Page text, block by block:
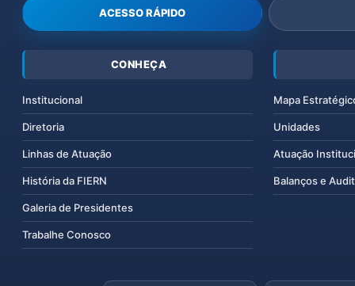
ACESSO RÁPIDO
CONHEÇA
Institucional
Diretoria
Linhas de Atuação
História da FIERN
Galeria de Presidentes
Trabalhe Conosco
Mapa
Unidades
Atuação
Balanços e